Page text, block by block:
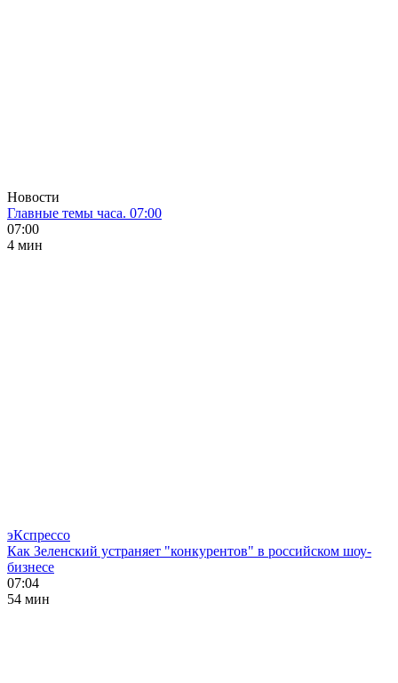
Новости
Главные темы часа. 07:00
07:00
4 мин
эКспрессо
Как Зеленский устраняет "конкурентов" в российском шоу-
бизнесе
07:04
54 мин